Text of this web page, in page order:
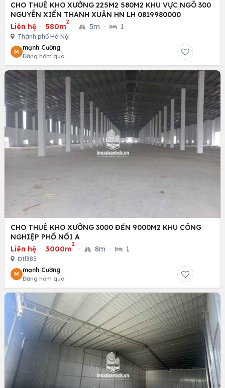
CHO THUÊ KHO XƯỞNG 225M2 580M2 KHU VỰC NGÕ 300
NGUYỄN XIỂN THANH XUÂN HN LH 0819980000
Liên hệ · 580m
2
· 5m · 1
Thành phố Hà Nội
M
mạnh Cường
Đăng hôm qua
CHO THUÊ KHO XƯỞNG 3000 ĐẾN 9000M2 KHU CÔNG
NGHIỆP PHỐ NỐI A
Liên hệ · 3000m
2
· 8m · 1
Đtl385
M
mạnh Cường
Đăng hôm qua